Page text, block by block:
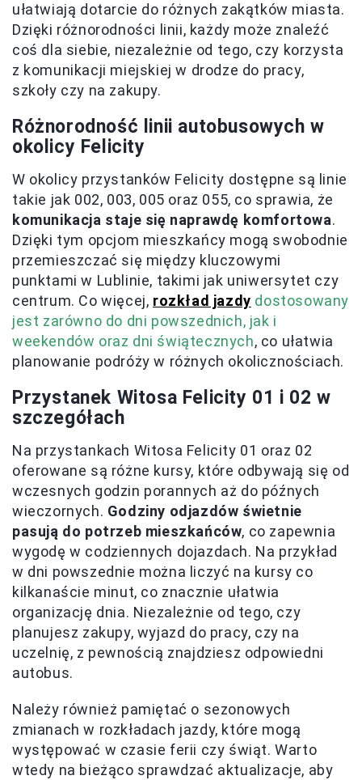
ułatwiają dotarcie do różnych zakątków miasta.
Dzięki różnorodności linii, każdy może znaleźć
coś dla siebie, niezależnie od tego, czy korzysta
z komunikacji miejskiej w drodze do pracy,
szkoły czy na zakupy.
Różnorodność linii autobusowych w
okolicy Felicity
W okolicy przystanków Felicity dostępne są linie
takie jak 002, 003, 005 oraz 055, co sprawia, że
komunikacja staje się naprawdę komfortowa.
Dzięki tym opcjom mieszkańcy mogą swobodnie
przemieszczać się między kluczowymi
punktami w Lublinie, takimi jak uniwersytet czy
centrum. Co więcej, rozkład jazdy dostosowany
jest zarówno do dni powszednich, jak i
weekendów oraz dni świątecznych, co ułatwia
planowanie podróży w różnych okolicznościach.
Przystanek Witosa Felicity 01 i 02 w
szczegółach
Na przystankach Witosa Felicity 01 oraz 02
oferowane są różne kursy, które odbywają się od
wczesnych godzin porannych aż do późnych
wieczornych. Godziny odjazdów świetnie
pasują do potrzeb mieszkańców, co zapewnia
wygodę w codziennych dojazdach. Na przykład
w dni powszednie można liczyć na kursy co
kilkanaście minut, co znacznie ułatwia
organizację dnia. Niezależnie od tego, czy
planujesz zakupy, wyjazd do pracy, czy na
uczelnię, z pewnością znajdziesz odpowiedni
autobus.
Należy również pamiętać o sezonowych
zmianach w rozkładach jazdy, które mogą
występować w czasie ferii czy świąt. Warto
wtedy na bieżąco sprawdzać aktualizacje, aby